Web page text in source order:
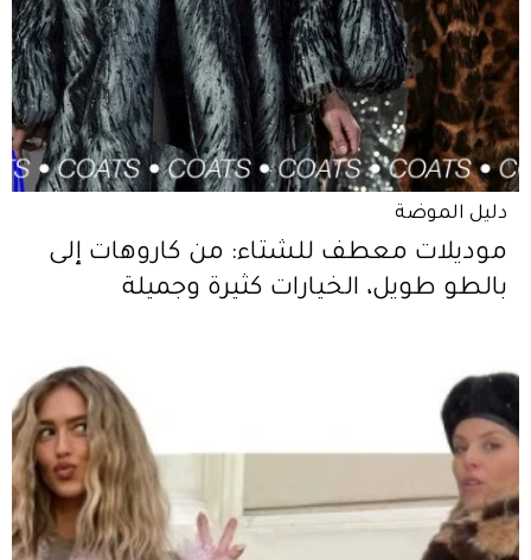
دليل الموضة
موديلات معطف للشتاء: من كاروهات إلى
بالطو طويل، الخيارات كثيرة وجميلة